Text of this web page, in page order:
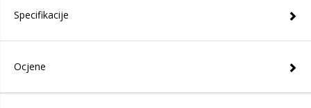
Specifikacije
Ocjene